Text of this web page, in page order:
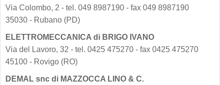
Via Colombo, 2 - tel. 049 8987190 - fax 049 8987190
35030 - Rubano (PD)
ELETTROMECCANICA di BRIGO IVANO
Via del Lavoro, 32 - tel. 0425 475270 - fax 0425 475270
45100 - Rovigo (RO)
DEMAL snc di MAZZOCCA LINO & C.